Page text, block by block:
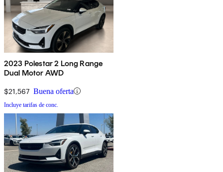
2023 Polestar 2 Long Range
Dual Motor AWD
$21,567 Buena oferta
Incluye tarifas de conc.